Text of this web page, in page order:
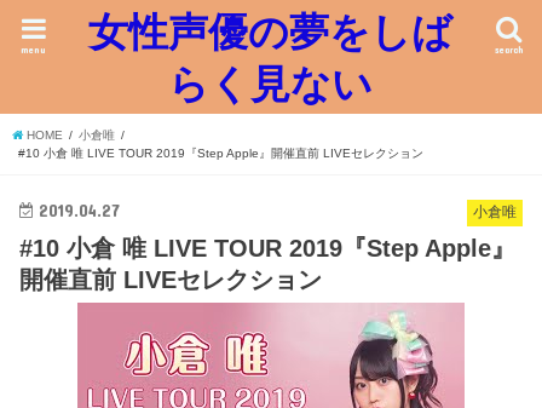
女性声優の夢をしば
らく見ない
search
menu
HOME
小倉唯
#10 小倉 唯 LIVE TOUR 2019『Step Apple』開催直前 LIVEセレクション
小倉唯
2019.04.27
#10 小倉 唯 LIVE TOUR 2019『Step Apple』
開催直前 LIVEセレクション